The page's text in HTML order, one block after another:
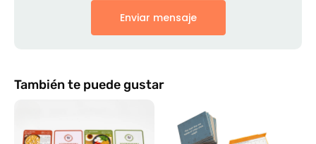
Enviar mensaje
También te puede gustar